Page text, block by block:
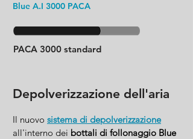
Blue A.I 3000 PACA
PACA 3000 standard
Depolverizzazione dell'aria
Il nuovo sistema di depolverizzazione
all'interno dei bottali di follonaggio Blue